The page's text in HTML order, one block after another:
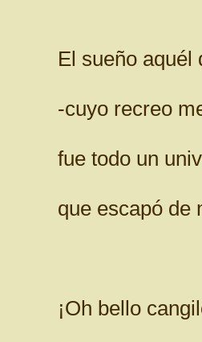
El sueño aquél
-cuyo recreo
fue todo un
que escapó de
¡Oh bello